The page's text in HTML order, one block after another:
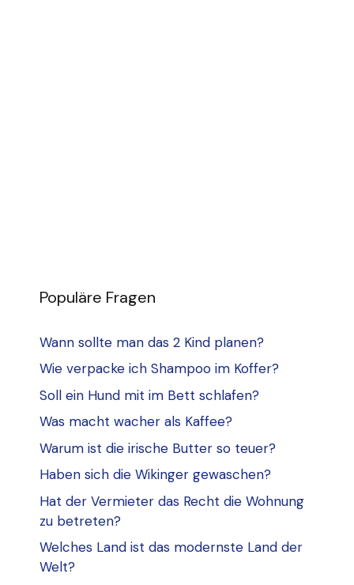
Populäre Fragen
Wann sollte man das 2 Kind planen?
Wie verpacke ich Shampoo im Koffer?
Soll ein Hund mit im Bett schlafen?
Was macht wacher als Kaffee?
Warum ist die irische Butter so teuer?
Haben sich die Wikinger gewaschen?
Hat der Vermieter das Recht die Wohnung
zu betreten?
Welches Land ist das modernste Land der
Welt?